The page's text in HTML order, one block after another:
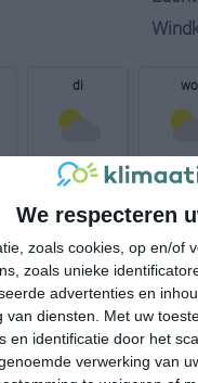
We respecteren
zoals cookies, op en/of
zoals unieke
advertenties en
diensten.
Met uw
en identificatie door het
verwerking van
di
38° 25°
wo
36°C 31°C
21:00